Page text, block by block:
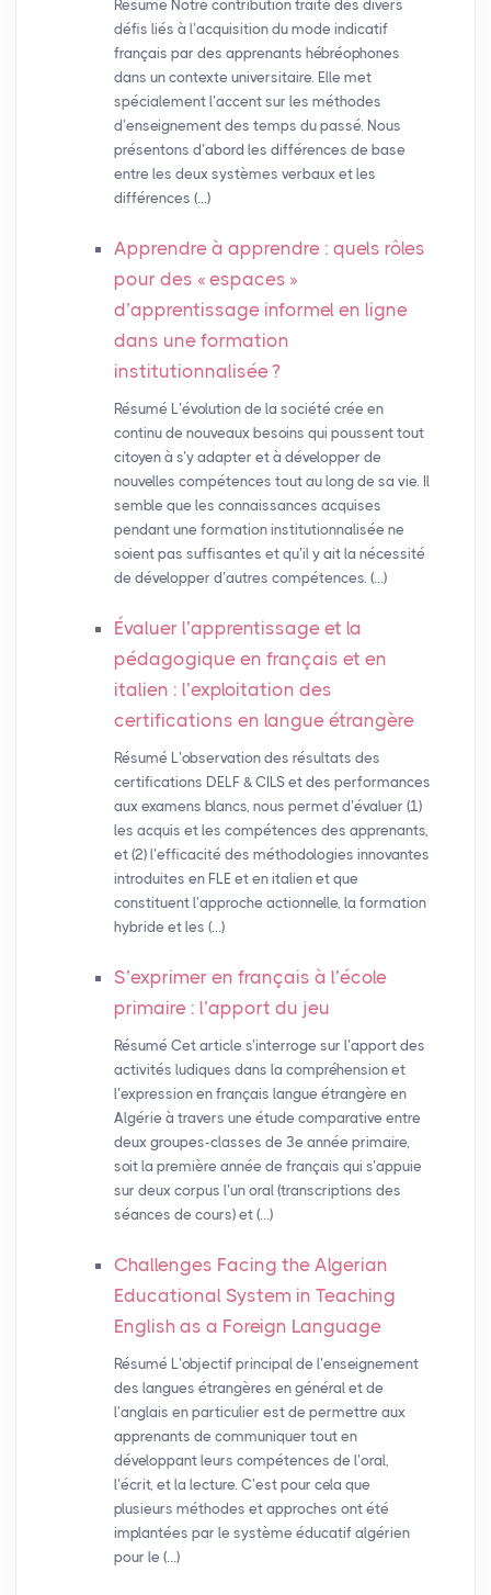
Résumé Notre contribution traite des divers
défis liés à l’acquisition du mode indicatif
français par des apprenants hébréophones
dans un contexte universitaire. Elle met
spécialement l’accent sur les méthodes
d’enseignement des temps du passé. Nous
présentons d’abord les différences de base
entre les deux systèmes verbaux et les
différences (…)
Apprendre à apprendre : quels rôles
pour des « espaces »
d’apprentissage informel en ligne
dans une formation
institutionnalisée?
Résumé L’évolution de la société crée en
continu de nouveaux besoins qui poussent tout
citoyen à s’y adapter et à développer de
nouvelles compétences tout au long de sa vie. Il
semble que les connaissances acquises
pendant une formation institutionnalisée ne
soient pas suffisantes et qu’il y ait la nécessité
de développer d’autres compétences. (…)
Évaluer l’apprentissage et la
pédagogique en français et en
italien : l’exploitation des
certifications en langue étrangère
Résumé L’observation des résultats des
certifications DELF & CILS et des performances
aux examens blancs, nous permet d’évaluer (1)
les acquis et les compétences des apprenants,
et (2) l’efficacité des méthodologies innovantes
introduites en FLE et en italien et que
constituent l’approche actionnelle, la formation
hybride et les (…)
S’exprimer en français à l’école
primaire : l’apport du jeu
Résumé Cet article s’interroge sur l’apport des
activités ludiques dans la compréhension et
l’expression en français langue étrangère en
Algérie à travers une étude comparative entre
deux groupes-classes de 3e année primaire,
soit la première année de français qui s’appuie
sur deux corpus l’un oral (transcriptions des
séances de cours) et (…)
Challenges Facing the Algerian
Educational System in Teaching
English as a Foreign Language
Résumé L’objectif principal de l’enseignement
des langues étrangères en général et de
l’anglais en particulier est de permettre aux
apprenants de communiquer tout en
développant leurs compétences de l’oral,
l’écrit, et la lecture. C’est pour cela que
plusieurs méthodes et approches ont été
implantées par le système éducatif algérien
pour le (…)